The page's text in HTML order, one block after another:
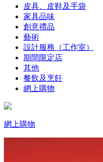
皮具、皮鞋及手袋
家具品味
創意禮品
藝術
設計服務（工作室）
期間限定店
其他
餐飲及烹飪
網上購物
網上購物